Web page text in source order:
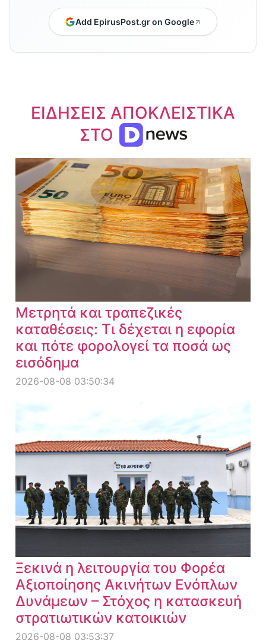
Add EpirusPost.gr on Google
ΕΙΔΗΣΕΙΣ ΑΠΟΚΛΕΙΣΤΙΚΑ
ΣΤΟ
Μετρητά και τραπεζικές
καταθέσεις: Τι δέχεται η εφορία
και πότε φορολογεί τα ποσά ως
εισόδημα
2026-08-08 03:50:34
Ξεκινά η λειτουργία του Φορέα
Αξιοποίησης Ακινήτων Ενόπλων
Δυνάμεων – Στόχος η κατασκευή
στρατιωτικών κατοικιών
2026-08-08 03:53:37